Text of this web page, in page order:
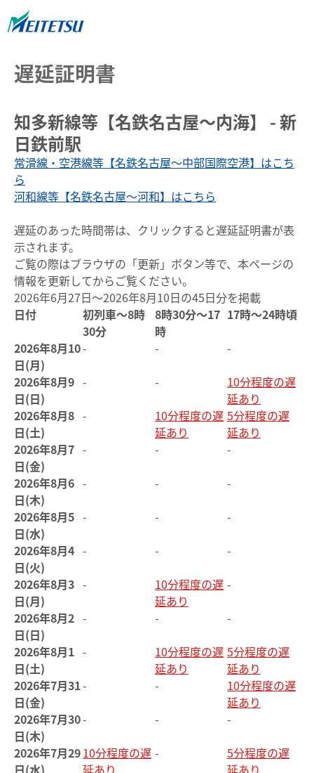
遅延証明書
知多新線等【名鉄名古屋～内海】 - 新
日鉄前駅
常滑線・空港線等【名鉄名古屋～中部国際空港】はこち
ら
河和線等【名鉄名古屋～河和】はこちら
遅延のあった時間帯は、クリックすると遅延証明書が表
示されます。
ご覧の際はブラウザの「更新」ボタン等で、本ページの
情報を更新してからご覧ください。
2026年6月27日～2026年8月10日の45日分を掲載
日付
初列車～8時
30分
8時30分～17
時
17時～24時頃
2026年8月10
日(月)
- -
-
2026年8月9
日(日)
- -
10分程度の遅
延あり
2026年8月8
日(土)
-
10分程度の遅
延あり
5分程度の遅
延あり
2026年8月7
日(金)
- -
-
2026年8月6
日(木)
- -
-
2026年8月5
日(水)
- -
-
2026年8月4
日(火)
- -
-
2026年8月3
日(月)
-
10分程度の遅
延あり
-
2026年8月2
日(日)
- -
-
2026年8月1
日(土)
-
10分程度の遅
延あり
5分程度の遅
延あり
2026年7月31
日(金)
- -
10分程度の遅
延あり
2026年7月30
日(木)
- -
-
2026年7月29
日(水)
10分程度の遅
延あり
-
5分程度の遅
延あり